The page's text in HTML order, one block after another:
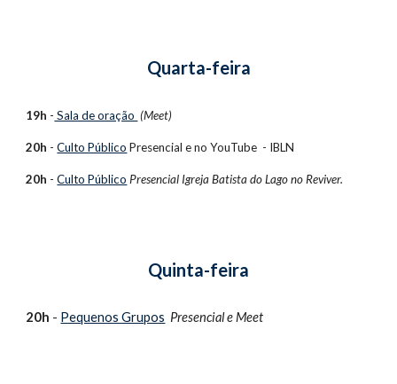
Quarta-feira
19h - Sala de oração (Meet)
20h -Culto Público Presencial e noYouTube - IBLN
20h -Culto Público Presencial Igreja Batista do Lago no Reviver.
Quinta-feira
20h - Pequenos Grupos Presencial eMeet